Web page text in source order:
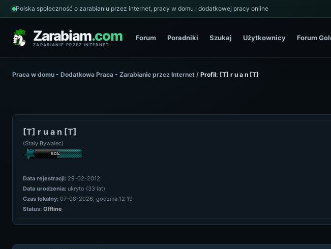
Polska społeczność o zarabianiu przez internet, pracy w domu i dodatkowej pracy online
Zarabiam.com
ZARABIANIE PRZEZ INTERNET
Forum Poradniki Szukaj Użytkownicy Forum
Praca w domu - Dodatkowa Praca - Zarabianie przez Internet / Profil: [T] r u a n [T]
[T] r u a n [T]
(Stały Bywalec)
Data rejestracji: 29-02-2012
Data urodzenia: ukryto (33 lat)
Czas lokalny: 07-08-2026, godzina 12:19
Status: Offline